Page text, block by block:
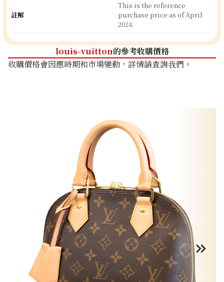
註解
This is the reference
purchase price as of April
2024.
louis-vuitton的參考收購價格
收購價格會因應時期和市場變動，詳情請查詢我們。